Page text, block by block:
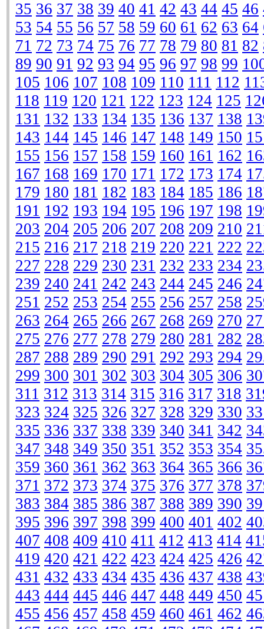
35 36 37 38 39 40 41 42 43 44 45 46
53 54 55 56 57 58 59 60 61 62 63 64
71 72 73 74 75 76 77 78 79 80 81 82
89 90 91 92 93 94 95 96 97 98 99
105 106 107 108 109 110 111 112
118 119 120 121 122 123 124 125
131 132 133 134 135 136 137 138
143 144 145 146 147 148 149 150
155 156 157 158 159 160 161 162
167 168 169 170 171 172 173 174
179 180 181 182 183 184 185 186
191 192 193 194 195 196 197 198
203 204 205 206 207 208 209 210
215 216 217 218 219 220 221 222
227 228 229 230 231 232 233 234
239 240 241 242 243 244 245 246
251 252 253 254 255 256 257 258
263 264 265 266 267 268 269 270
275 276 277 278 279 280 281 282
287 288 289 290 291 292 293 294
299 300 301 302 303 304 305 306
311 312 313 314 315 316 317 318
323 324 325 326 327 328 329 330
335 336 337 338 339 340 341 342
347 348 349 350 351 352 353 354
359 360 361 362 363 364 365 366
371 372 373 374 375 376 377 378
383 384 385 386 387 388 389 390
395 396 397 398 399 400 401 402
407 408 409 410 411 412 413 414
419 420 421 422 423 424 425 426
431 432 433 434 435 436 437 438
443 444 445 446 447 448 449 450
455 456 457 458 459 460 461 462